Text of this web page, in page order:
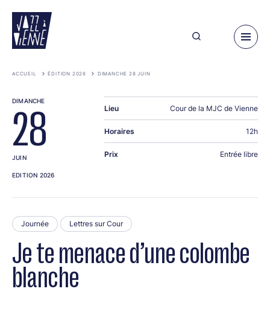
contenu
principal
ACCUEIL ÉDITION 2026 DIMANCHE 28 JUIN
Je te menace d’une colombe
blanche
Journée Lettres sur Cour
DIMANCHE
28
JUIN
EDITION 2026
Lieu Cour de la MJC de Vienne
Horaires 12h
Prix Entrée libre